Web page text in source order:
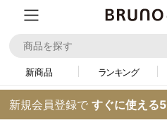
新商品 ランキング
新規会員登録で すぐに使える